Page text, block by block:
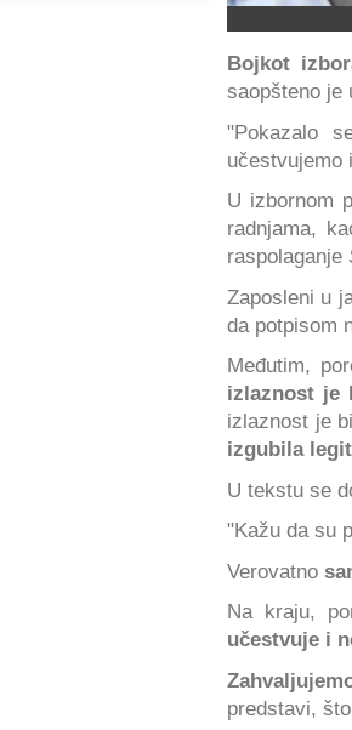
Bojkot
saopšteno je
"Pokazalo
učestvujemo i
U izbornom
radnjama,
raspolaganje
Zaposleni u
da potpisom
Međutim,
izlaznost je
izlaznost je
izgubila
U tekstu se
"Kažu da su
Verovatno
Na kraju,
učestvuje i
predstavi,